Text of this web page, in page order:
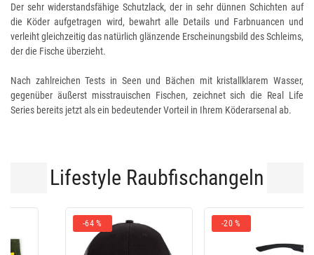
Der sehr widerstandsfähige Schutzlack, der in sehr dünnen Schichten auf
die Köder aufgetragen wird, bewahrt alle Details und Farbnuancen und
verleiht gleichzeitig das natürlich glänzende Erscheinungsbild des Schleims,
der die Fische überzieht.
Nach zahlreichen Tests in Seen und Bächen mit kristallklarem Wasser,
gegenüber äußerst misstrauischen Fischen, zeichnet sich die Real Life
Series bereits jetzt als ein bedeutender Vorteil in Ihrem Köderarsenal ab.
Lifestyle Raubfischangeln